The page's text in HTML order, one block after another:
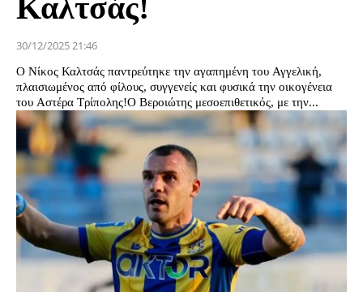
Καλτσάς!
30/12/2025 21:46
Ο Νίκος Καλτσάς παντρεύτηκε την αγαπημένη του Αγγελική,
πλαισιωμένος από φίλους, συγγενείς και φυσικά την οικογένεια
του Αστέρα Τρίπολης!Ο Βεροιώτης μεσοεπιθετικός, με την...